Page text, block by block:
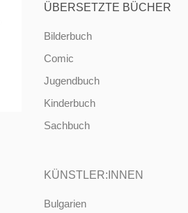
ÜBERSETZTE BÜCHER
Bilderbuch
Comic
Jugendbuch
Kinderbuch
Sachbuch
KÜNSTLER:INNEN
Bulgarien